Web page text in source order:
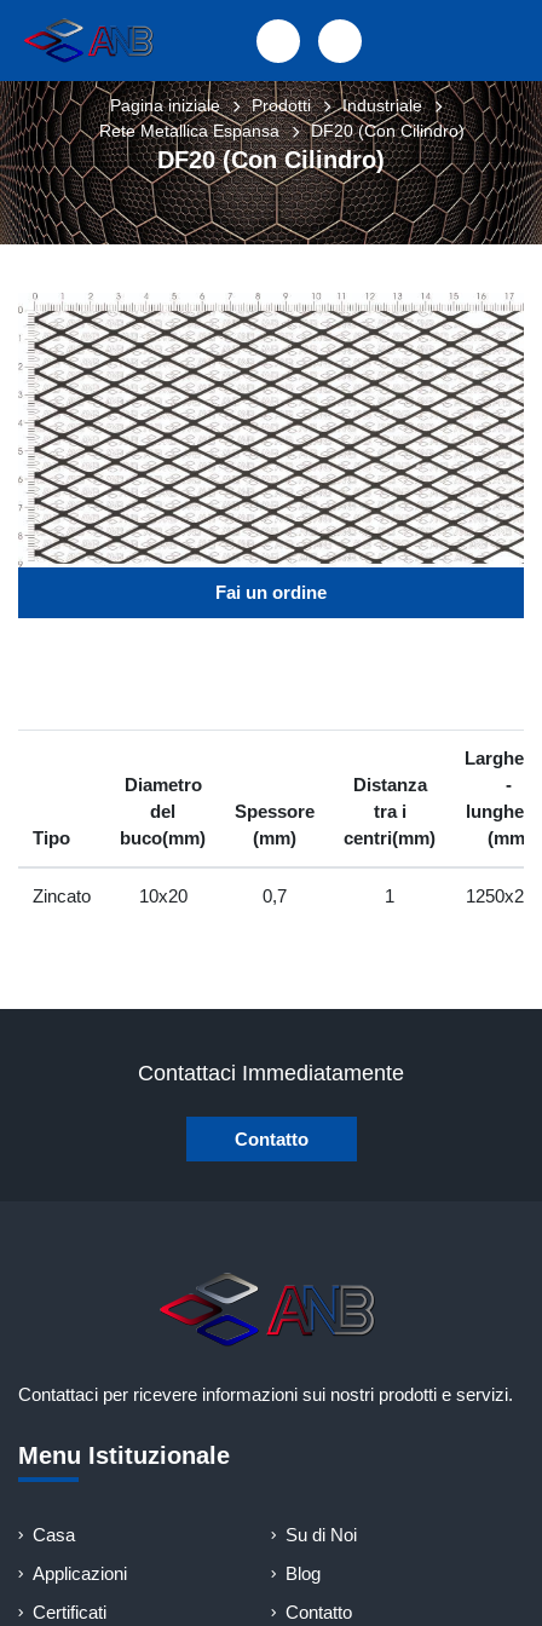
DF20 (Con Cilindro)
Pagina iniziale Prodotti
Industriale
Rete Metallica Espansa
DF20 (Con Cilindro)
Fai un ordine
Tipo
Diametro
del
buco(mm)
Spessore
(mm)
Distanza
tra i
centri(mm)
-
(mm)
Zincato 10x20 0,7 1
Contattaci Immediatamente
Contatto
Contattaci per ricevere informazioni sui nostri prodotti e servizi.
Menu Istituzionale
Casa
Su di Noi
Applicazioni
Blog
Certificati
Contatto